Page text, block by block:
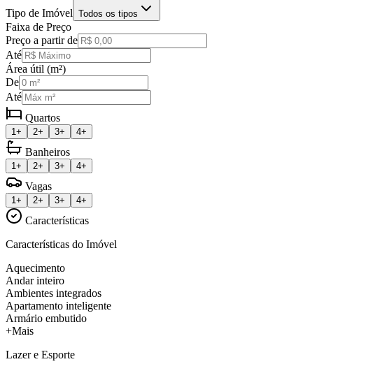
Tipo de Imóvel Todos os tipos
Faixa de Preço
Preço a partir de
Até
Área útil (m²)
De
Até
Quartos
1+ 2+ 3+ 4+
Banheiros
1+ 2+ 3+ 4+
Vagas
1+ 2+ 3+ 4+
Características
Características do Imóvel
Aquecimento
Andar inteiro
Ambientes integrados
Apartamento inteligente
Armário embutido
+Mais
Lazer e Esporte